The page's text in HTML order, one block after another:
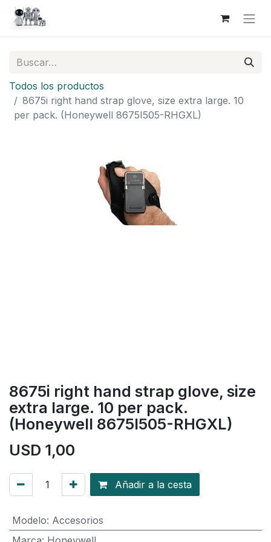
Todos los productos
8675i right hand strap glove, size extra large. 10
per pack. (Honeywell 8675I505-RHGXL)
8675i right hand strap glove, size
extra large. 10 per pack.
(Honeywell 8675I505-RHGXL)
USD 1,00
Añadir a la cesta
Modelo: Accesorios